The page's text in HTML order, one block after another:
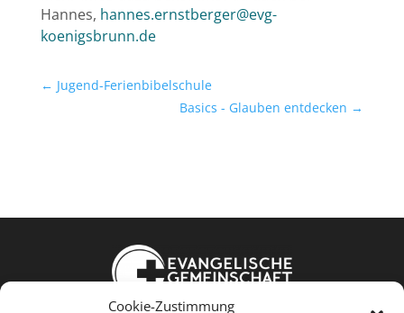
Cookie-Zustimmung
Hannes, hannes.ernstberger@evg-
koenigsbrunn.de
← Jugend-Ferienbibelschule
Basics - Glauben entdecken →